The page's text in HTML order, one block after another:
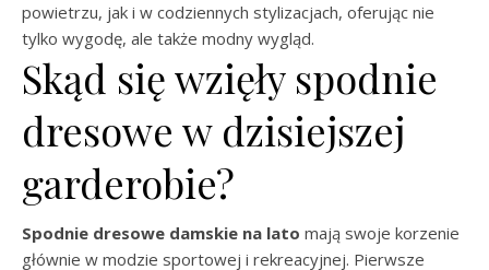
powietrzu, jak i w codziennych stylizacjach, oferując nie
tylko wygodę, ale także modny wygląd.
Skąd się wzięły spodnie
dresowe w dzisiejszej
garderobie?
Spodnie dresowe damskie na lato mają swoje korzenie
głównie w modzie sportowej i rekreacyjnej. Pierwsze